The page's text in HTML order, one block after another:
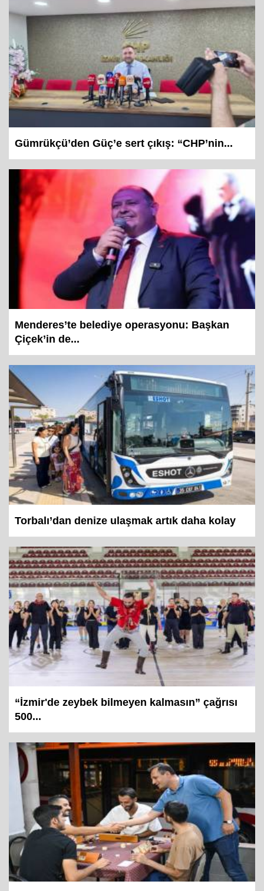
Gümrükçü’den Güç’e sert çıkış: “CHP’nin...
Menderes’te belediye operasyonu: Başkan
Çiçek’in de...
Torbalı’dan denize ulaşmak artık daha kolay
“İzmir'de zeybek bilmeyen kalmasın” çağrısı
500...